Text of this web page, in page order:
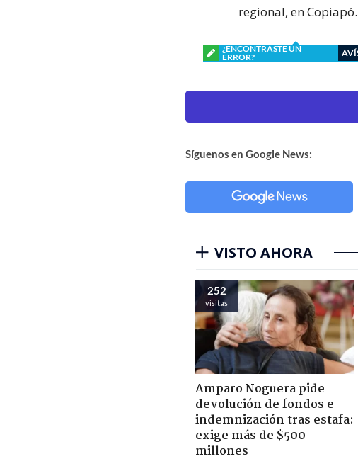
regional, en Copiapó.
¿ENCONTRASTE UN
ERROR?
Síguenos en Google News:
VISTO AHORA
252
visitas
Amparo Noguera pide
devolución de fondos e
indemnización tras estafa:
exige más de $500
millones